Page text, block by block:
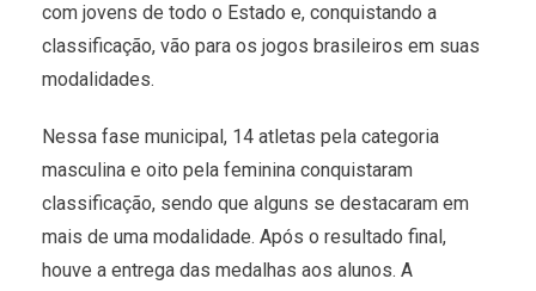
com jovens de todo o Estado e, conquistando a
classificação, vão para os jogos brasileiros em suas
modalidades.
Nessa fase municipal, 14 atletas pela categoria
masculina e oito pela feminina conquistaram
classificação, sendo que alguns se destacaram em
mais de uma modalidade. Após o resultado final,
houve a entrega das medalhas aos alunos. A